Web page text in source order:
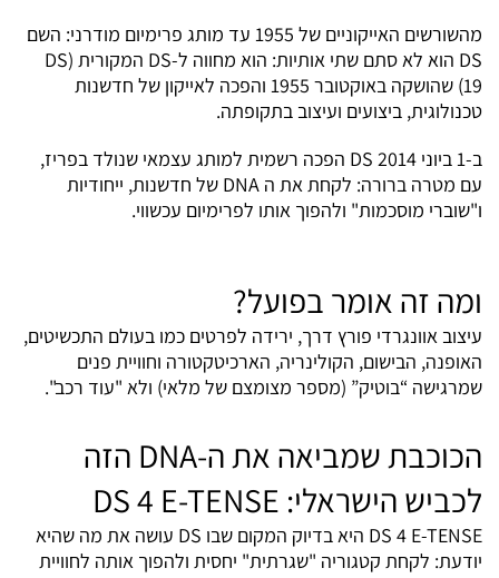
מהשורשים האייקוניים של 1955 עד מותג פרימיום מודרני: השם
DS הוא לא סתם שתי אותיות: הוא מחווה ל-DS המקורית (DS
19) שהושקה באוקטובר 1955 והפכה לאייקון של חדשנות
טכנולוגית, ביצועים ועיצוב בתקופתה.
ב-1 ביוני 2014 DS הפכה רשמית למותג עצמאי שנולד בפריז,
עם מטרה ברורה: לקחת את ה DNA של חדשנות, ייחודיות
ו"שוברי מוסכמות" ולהפוך אותו לפרימיום עכשווי.
ומה זה אומר בפועל?
עיצוב אוונגרדי פורץ דרך, ירידה לפרטים כמו בעולם התכשיטים,
האופנה, הבישום, הקולינריה, הארכיטקטורה וחוויית פנים
שמרגישה “בוטיק” (מספר מצומצם של מלאי) ולא "עוד רכב".
הכוכבת שמביאה את ה-DNA
הזה
לכביש הישראלי: DS 4 E-TENSE
DS 4 E-TENSE היא בדיוק המקום שבו DS עושה את מה שהיא
יודעת: לקחת קטגוריה "שגרתית" יחסית ולהפוך אותה לחוויית